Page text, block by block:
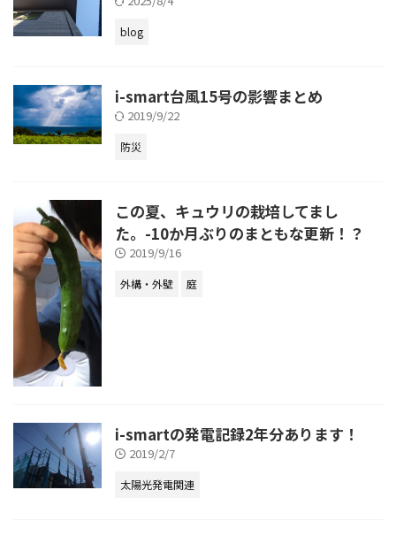
blog
i-smart台風15号の影響まとめ
2019/9/22
防災
この夏、キュウリの栽培してまし
た。-10か月ぶりのまともな更新！？
2019/9/16
外構・外壁 庭
i-smartの発電記録2年分あります！
2019/2/7
太陽光発電関連